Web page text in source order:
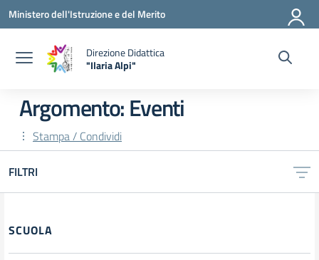
Vai ai contenuti
Vai al menu di navigazione
Vai al footer
Ministero dell'Istruzione e del Merito
Direzione Didattica
"Ilaria Alpi"
Argomento: Eventi
Stampa / Condividi
FILTRI
Filtri
SCUOLA